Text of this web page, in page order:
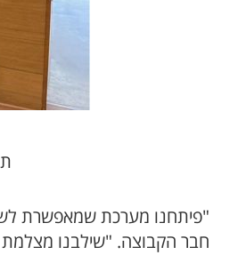
"פיתחנו מערכת שמאפשרת
חבר הקבוצה. "שילבנו מצלמת